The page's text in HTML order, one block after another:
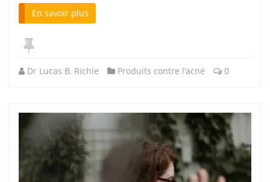
En savoir plus
Dr Lucas B. Richie Produits contre l'acné 0